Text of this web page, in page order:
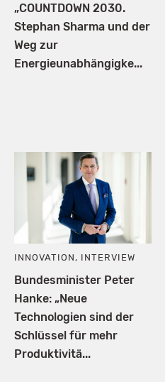
„COUNTDOWN 2030.
Stephan Sharma und der
Weg zur
Energieunabhängigke...
INNOVATION, INTERVIEW
Bundesminister Peter
Hanke: „Neue
Technologien sind der
Schlüssel für mehr
Produktivitä...